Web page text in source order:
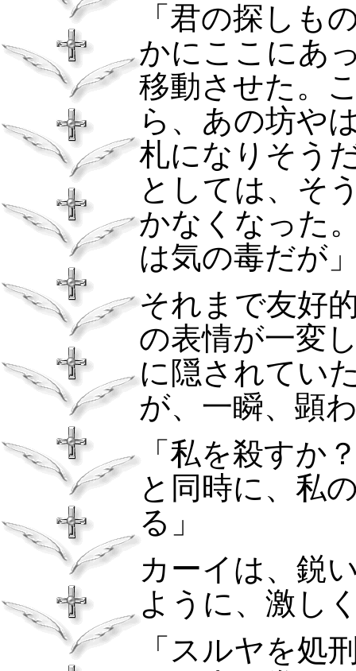
「君の探しも
かにここにあ
移動させた。
ら、あの坊や
札になりそう
としては、そ
かなくなった
は気の毒だが
それまで友好
の表情が一変
に隠されてい
が、一瞬、顕
「私を殺すか
と同時に、私
る」
カーイは、鋭
ように、激し
「スルヤを処